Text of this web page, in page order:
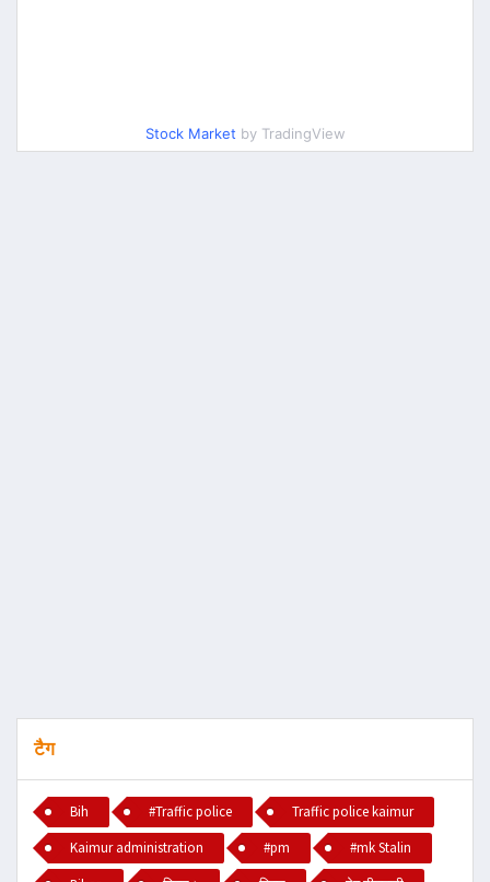
Stock Market by TradingView
टैग
Bih #Traffic police
Traffic police kaimur
Kaimur administration
#pm
#mk Stalin